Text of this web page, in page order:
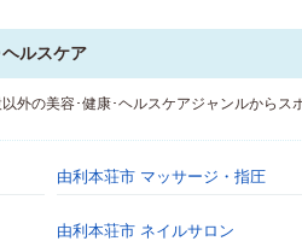
ルスケア
外の美容･健康･ヘルスケアジャンルからス
由利本荘市 マッサージ・指圧
由利本荘市 ネイルサロン